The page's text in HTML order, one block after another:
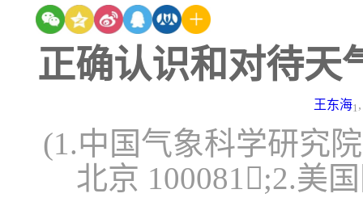
正确认识和对待天
王东海1
(1.中国气象科学研究
北京 100081;2.美